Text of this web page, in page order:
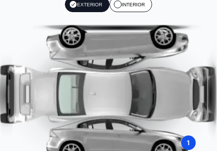
Flex
Tipo de Combustível
Combustão
Tipo de Motor
EXTERIOR INTERIOR
1